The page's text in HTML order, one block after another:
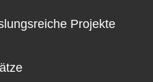
Projekte